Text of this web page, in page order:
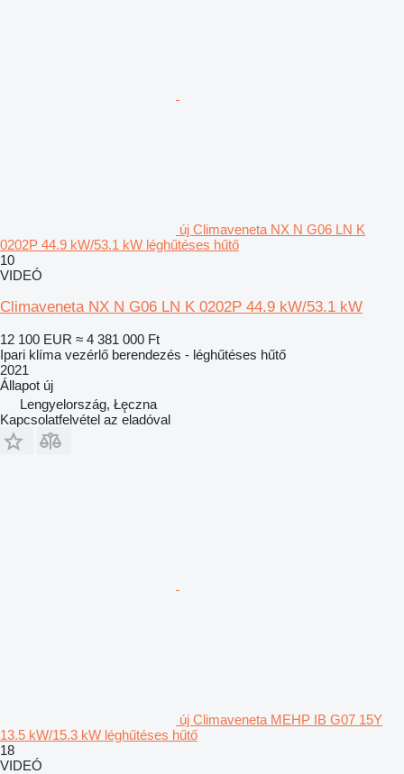
új Climaveneta NX N G06 LN K
0202P 44.9 kW/53.1 kW léghűtéses hűtő
10
VIDEÓ
Climaveneta NX N G06 LN K 0202P 44.9 kW/53.1 kW
12 100 EUR ≈ 4 381 000 Ft
Ipari klíma vezérlő berendezés - léghűtéses hűtő
2021
Állapot új
Lengyelország, Łęczna
Kapcsolatfelvétel az eladóval
új Climaveneta MEHP IB G07 15Y
13.5 kW/15.3 kW léghűtéses hűtő
18
VIDEÓ